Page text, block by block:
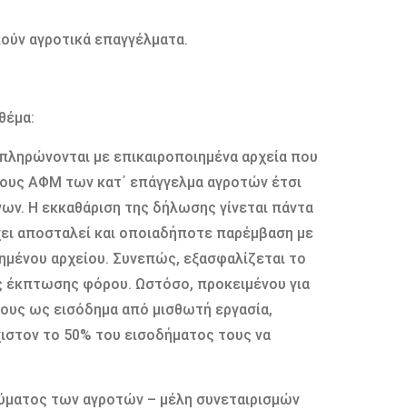
αγροτικά επαγγέλματα.
με επικαιροποιημένα αρχεία που
ΑΦΜ των κατ΄ επάγγελμα αγροτών έτσι
Η εκκαθάριση της δήλωσης γίνεται πάντα
αποσταλεί και οποιαδήποτε παρέμβαση με
αρχείου. Συνεπώς, εξασφαλίζεται το
έκπτωσης φόρου. Ωστόσο, προκειμένου για
ως εισόδημα από μισθωτή εργασία,
το 50% του εισοδήματος τους να
των αγροτών – μέλη συνεταιρισμών